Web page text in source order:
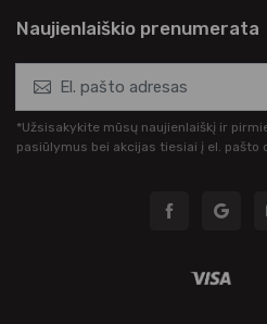
Naujienlaiškio prenumerata
*Užsisakykite mūsų naujienlaiškį ir
pasiūlymus bei akcijas tiesiai į el. pašto